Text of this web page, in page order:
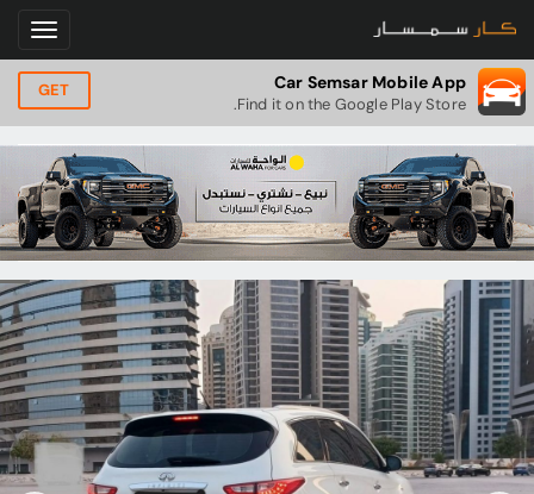
Car Semsar Mobile App
Find it on the Google Play Store.
GET